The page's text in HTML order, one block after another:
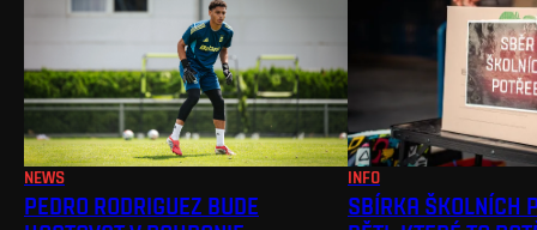
NEWS
PEDRO RODRIGUEZ BUDE
INFO
SBÍRKA ŠKOLNÍCH